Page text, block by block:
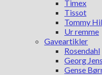
Timex
Tissot
Tommy
Ur remme
Gaveartikler
Rosendahl
Georg
Gense